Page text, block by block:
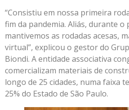
“Consistiu em nossa primeira
fim da pandemia. Aliás, durante o
mantivemos as rodadas acesas,
virtual”, explicou o gestor do
Biondi. A entidade associativa
comercializam materiais de
longo de 25 cidades, numa faixa
25% do Estado de São Paulo.